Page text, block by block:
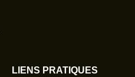
LIENS PRATIQUES